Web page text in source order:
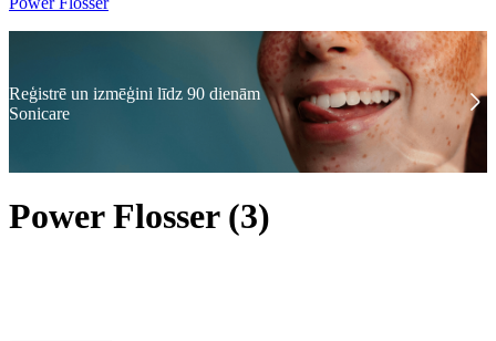
Reģistrē un izmēģini līdz 90 dienām
Sonicare
Power Flosser(3)